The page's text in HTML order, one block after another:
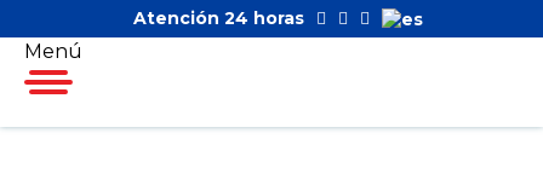
Atención 24 horas
Menú